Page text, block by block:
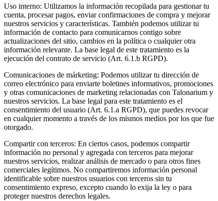
Uso interno: Utilizamos la información recopilada para gestionar tu
cuenta, procesar pagos, enviar confirmaciones de compra y mejorar
nuestros servicios y características. También podemos utilizar tu
información de contacto para comunicarnos contigo sobre
actualizaciones del sitio, cambios en la política o cualquier otra
información relevante. La base legal de este tratamiento es la
ejecución del contrato de servicio (Art. 6.1.b RGPD).
Comunicaciones de márketing: Podemos utilizar tu dirección de
correo electrónico para enviarte boletines informativos, promociones
y otras comunicaciones de marketing relacionadas con Talonarium y
nuestros servicios. La base legal para este tratamiento es el
consentimiento del usuario (Art. 6.1.a RGPD), que puedes revocar
en cualquier momento a través de los mismos medios por los que fue
otorgado.
Compartir con terceros: En ciertos casos, podemos compartir
información no personal y agregada con terceros para mejorar
nuestros servicios, realizar análisis de mercado o para otros fines
comerciales legítimos. No compartiremos información personal
identificable sobre nuestros usuarios con terceros sin tu
consentimiento expreso, excepto cuando lo exija la ley o para
proteger nuestros derechos legales.